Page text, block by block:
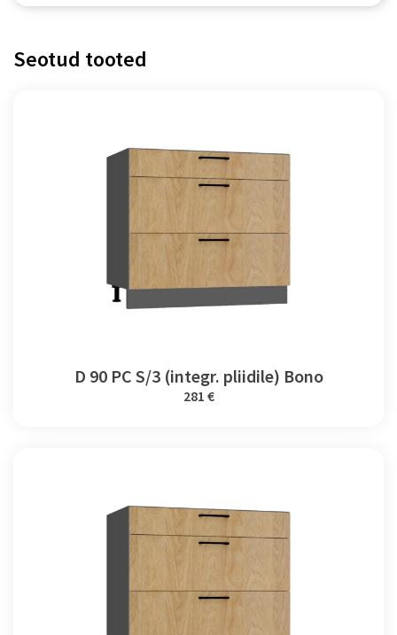
kogus
Seotud tooted
D 90 PC S/3 (integr. pliidile) Bono
281 €